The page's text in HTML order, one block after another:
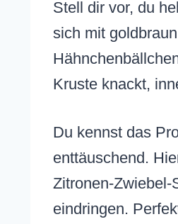
Stell dir vor, du
sich mit
Kruste knackt,
Du kennst das
enttäuschend.
Zitronen-Zwiebel-
eindringen.